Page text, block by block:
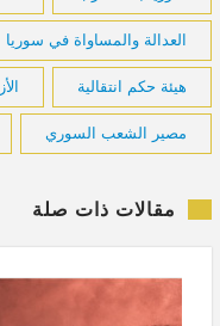
العدالة والمساواة في سوريا
هيئة حكم انتقالية
مصير الشعب السوري
مقالات ذات صلة